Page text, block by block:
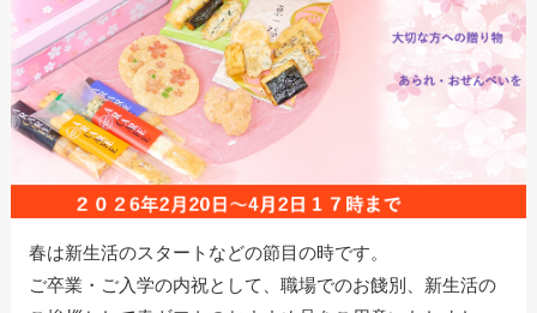
春は新生活のスタートなどの節目の時です。
ご卒業・ご入学の内祝として、職場でのお餞別、新生活の